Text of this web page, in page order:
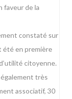
faveur de la
constaté sur
été en première
citoyenne.
très
associatif, 30